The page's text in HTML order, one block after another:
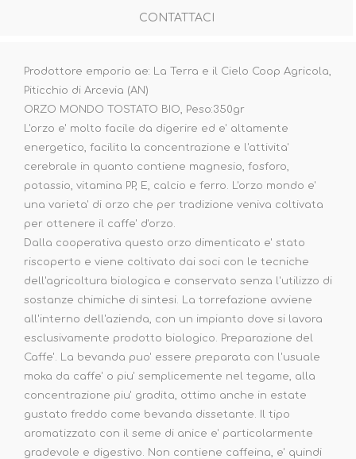
CONTATTACI
Prodottore emporio ae: La Terra e il Cielo Coop Agricola,
Piticchio di Arcevia (AN)
ORZO MONDO TOSTATO BIO, Peso:350gr
L'orzo e' molto facile da digerire ed e' altamente
energetico, facilita la concentrazione e l'attivita'
cerebrale in quanto contiene magnesio, fosforo,
potassio, vitamina PP, E, calcio e ferro. L'orzo mondo e'
una varieta' di orzo che per tradizione veniva coltivata
per ottenere il caffe' d'orzo.
Dalla cooperativa questo orzo dimenticato e' stato
riscoperto e viene coltivato dai soci con le tecniche
dell'agricoltura biologica e conservato senza l'utilizzo di
sostanze chimiche di sintesi. La torrefazione avviene
all'interno dell'azienda, con un impianto dove si lavora
esclusivamente prodotto biologico. Preparazione del
Caffe'. La bevanda puo' essere preparata con l'usuale
moka da caffe' o piu' semplicemente nel tegame, alla
concentrazione piu' gradita, ottimo anche in estate
gustato freddo come bevanda dissetante. Il tipo
aromatizzato con il seme di anice e' particolarmente
gradevole e digestivo. Non contiene caffeina, e' quindi